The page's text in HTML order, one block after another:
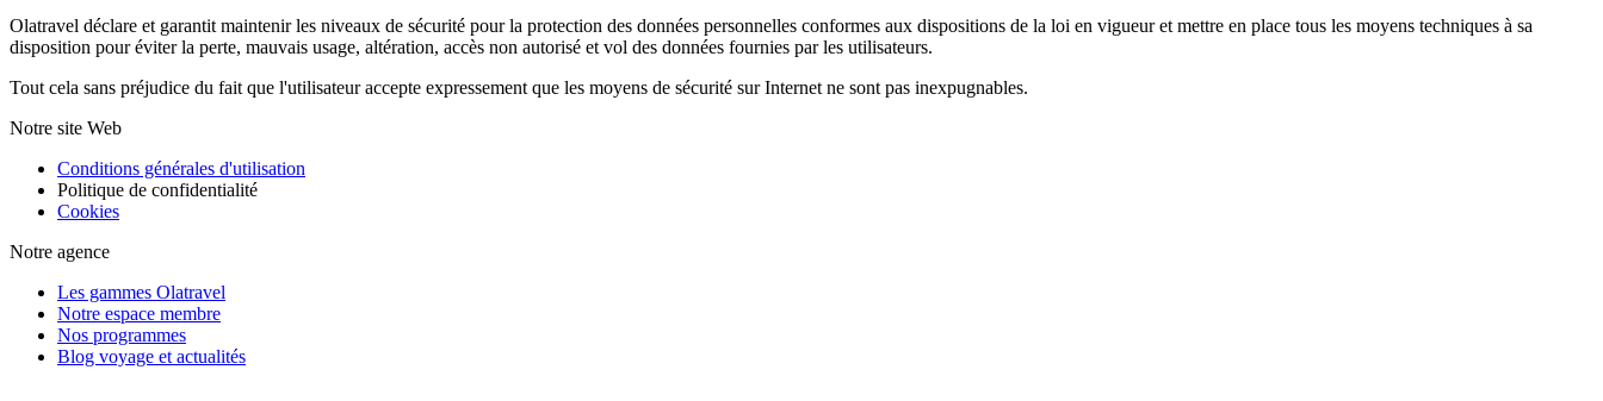
Olatravel déclare et garantit maintenir les niveaux de sécurité pour la protection des données personnelles conformes aux dispositions de la loi en vigueur et mettre en place tous les moyens techniques à sa
disposition pour éviter la perte, mauvais usage, altération, accès non autorisé et vol des données fournies par les utilisateurs.
Tout cela sans préjudice du fait que l'utilisateur accepte expressement que les moyens de sécurité sur Internet ne sont pas inexpugnables.
Notre site Web
Conditions générales d'utilisation
Politique de confidentialité
Cookies
Notre agence
Les gammes Olatravel
Notre espace membre
Nos programmes
Blog voyage et actualités